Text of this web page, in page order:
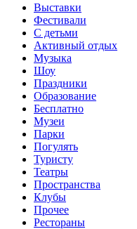
Выставки
Фестивали
С детьми
Активный отдых
Музыка
Шоу
Праздники
Образование
Бесплатно
Музеи
Парки
Погулять
Туристу
Театры
Пространства
Клубы
Прочее
Рестораны